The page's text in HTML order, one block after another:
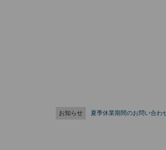
お知らせ 夏季休業期間のお問い合わ